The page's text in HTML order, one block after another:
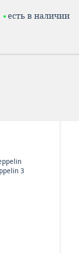
есть в наличии
3